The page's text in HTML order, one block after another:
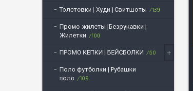
Толстовки | Худи | Свитшоты 139
Промо-жилеты |Безрукавки |
Жилетки
100
ПРОМО КЕПКИ | БЕЙСБОЛКИ 60
Поло футболки | Рубашки
поло
109